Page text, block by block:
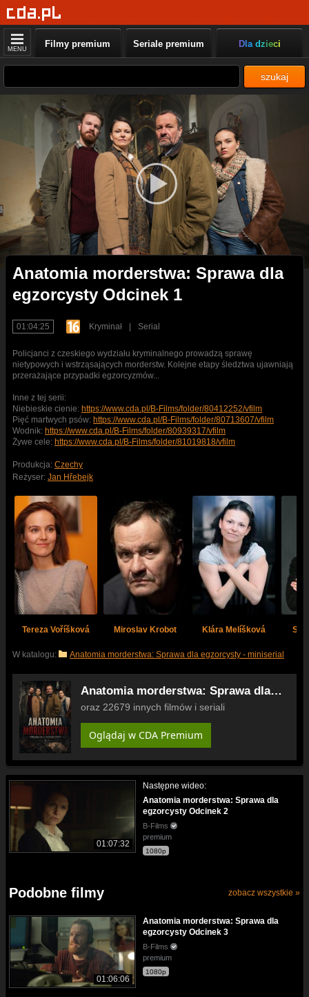
MENU Filmy premium Seriale premium Dla dzieci
szukaj
Anatomia morderstwa: Sprawa dla
egzorcysty Odcinek 1
01:04:25 Kryminał Serial
Policjanci z czeskiego wydziału kryminalnego prowadzą sprawę
nietypowych i wstrząsających morderstw. Kolejne etapy śledztwa ujawniają
przerażające przypadki egzorcyzmów...
Inne z tej serii:
Niebieskie cienie: https://www.cda.pl/B-Films/folder/80412252/vfilm
Pięć martwych psów: https://www.cda.pl/B-Films/folder/80713607/vfilm
Wodnik: https://www.cda.pl/B-Films/folder/80939317/vfilm
Żywe cele: https://www.cda.pl/B-Films/folder/81019818/vfilm
Produkcja: Czechy
Reżyser: Jan Hřebejk
Tereza Voříšková Miroslav Krobot Klára Melíšková
W katalogu: Anatomia morderstwa: Sprawa dla egzorcysty - miniserial
Anatomia morderstwa: Sprawa dla
egzorcysty Odcinek 1
oraz 22679 innych filmów i seriali
Oglądaj w CDA Premium
01:07:32
Następne wideo:
Anatomia morderstwa: Sprawa dla
egzorcysty Odcinek 2
B-Films
premium
1080p
Podobne filmy zobacz wszystkie »
01:06:06
Anatomia morderstwa: Sprawa dla
egzorcysty Odcinek 3
B-Films
premium
1080p